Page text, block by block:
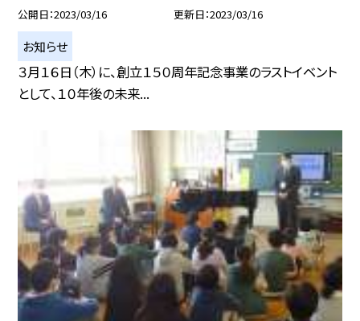
公開日 2023/03/16 更新日 2023/03/16
お知らせ
３月１６日（木）に、創立１５０周年記念事業のラストイベント
として、１０年後の未来...